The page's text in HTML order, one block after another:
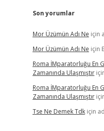
Son yorumlar
Mor Üzümün Adı Ne için
Mor Üzümün Adı Ne için
Roma İMparatorluğu En
Zamanında Ulaşmıştır
Roma İMparatorluğu En
Zamanında Ulaşmıştır
Tse Ne Demek Tdkiçin